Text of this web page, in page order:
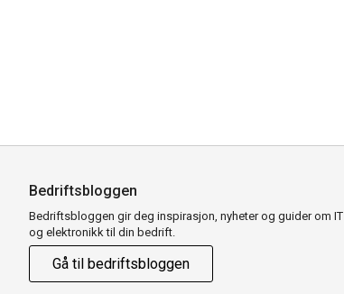
Bedriftsbloggen
Bedriftsbloggen gir deg inspirasjon, nyheter og guider om IT
og elektronikk til din bedrift.
Gå til bedriftsbloggen